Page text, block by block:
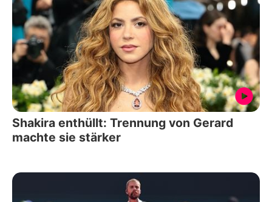
Shakira enthüllt: Trennung von Gerard
machte sie stärker